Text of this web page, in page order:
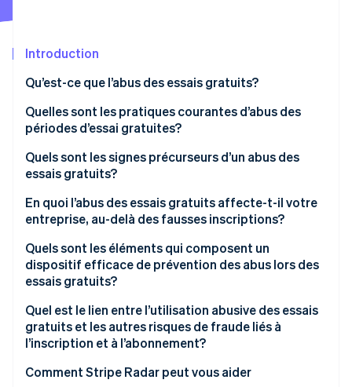
Climate
Identity
Vérification de l'identité
Stripe Sessions 2026
Découvrez comment Stripe construit l’infrastructure
l’IA.
Regarder
Stripe App Marketplace
Introduction
Qu’est-ce que l’abus des essais gratuits?
Quelles sont les pratiques courantes d’abus des
périodes d’essai gratuites?
Quels sont les signes précurseurs d’un abus des
essais gratuits?
En quoi l’abus des essais gratuits affecte-t-il votre
entreprise, au-delà des fausses inscriptions?
Coûts liés à l’infrastructure et aux API
Analyse des produits contaminés
Charge admissible
Une exposition accrue à la fraude aux paiements
Quels sont les éléments qui composent un
dispositif efficace de prévention des abus lors des
essais gratuits?
Évaluation des risques lors de l’inscription
Intelligence des appareils
Friction progressive
Quel est le lien entre l’utilisation abusive des essais
gratuits et les autres risques de fraude liés à
l’inscription et à l’abonnement?
Comment Stripe Radar peut vous aider